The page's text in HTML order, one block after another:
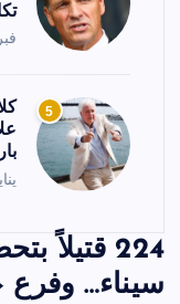
5
يناير
224
سيناء…